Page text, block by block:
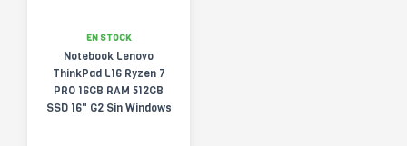
EN STOCK
Notebook Lenovo
ThinkPad L16 Ryzen 7
PRO 16GB RAM 512GB
SSD 16" G2 Sin Windows